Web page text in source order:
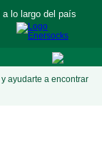
a lo largo del país
ayudarte a encontrar